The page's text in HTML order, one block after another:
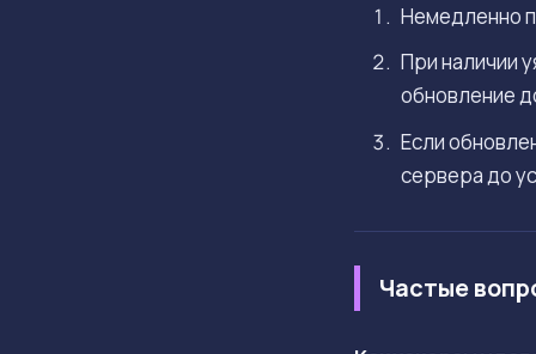
Немедленно
При наличии
обновление
Если
сервера до
Частые